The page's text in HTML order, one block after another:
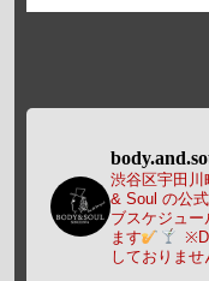
渋谷区宇田
& Soul の公
ブスケジュー
ます
しておりませ